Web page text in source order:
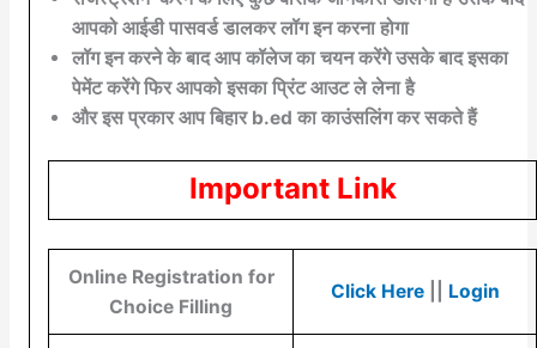
आपको आईडी पासवर्ड डालकर लॉग इन करना होगा
लॉग इन करने के बाद आप कॉलेज का चयन करेंगे उसके बाद इसका
पेमेंट करेंगे फिर आपको इसका प्रिंट आउट ले लेना है
और इस प्रकार आप बिहार b.ed का काउंसलिंग कर सकते हैं
Important Link
Online Registration for
Choice Filling
Click Here|| Login